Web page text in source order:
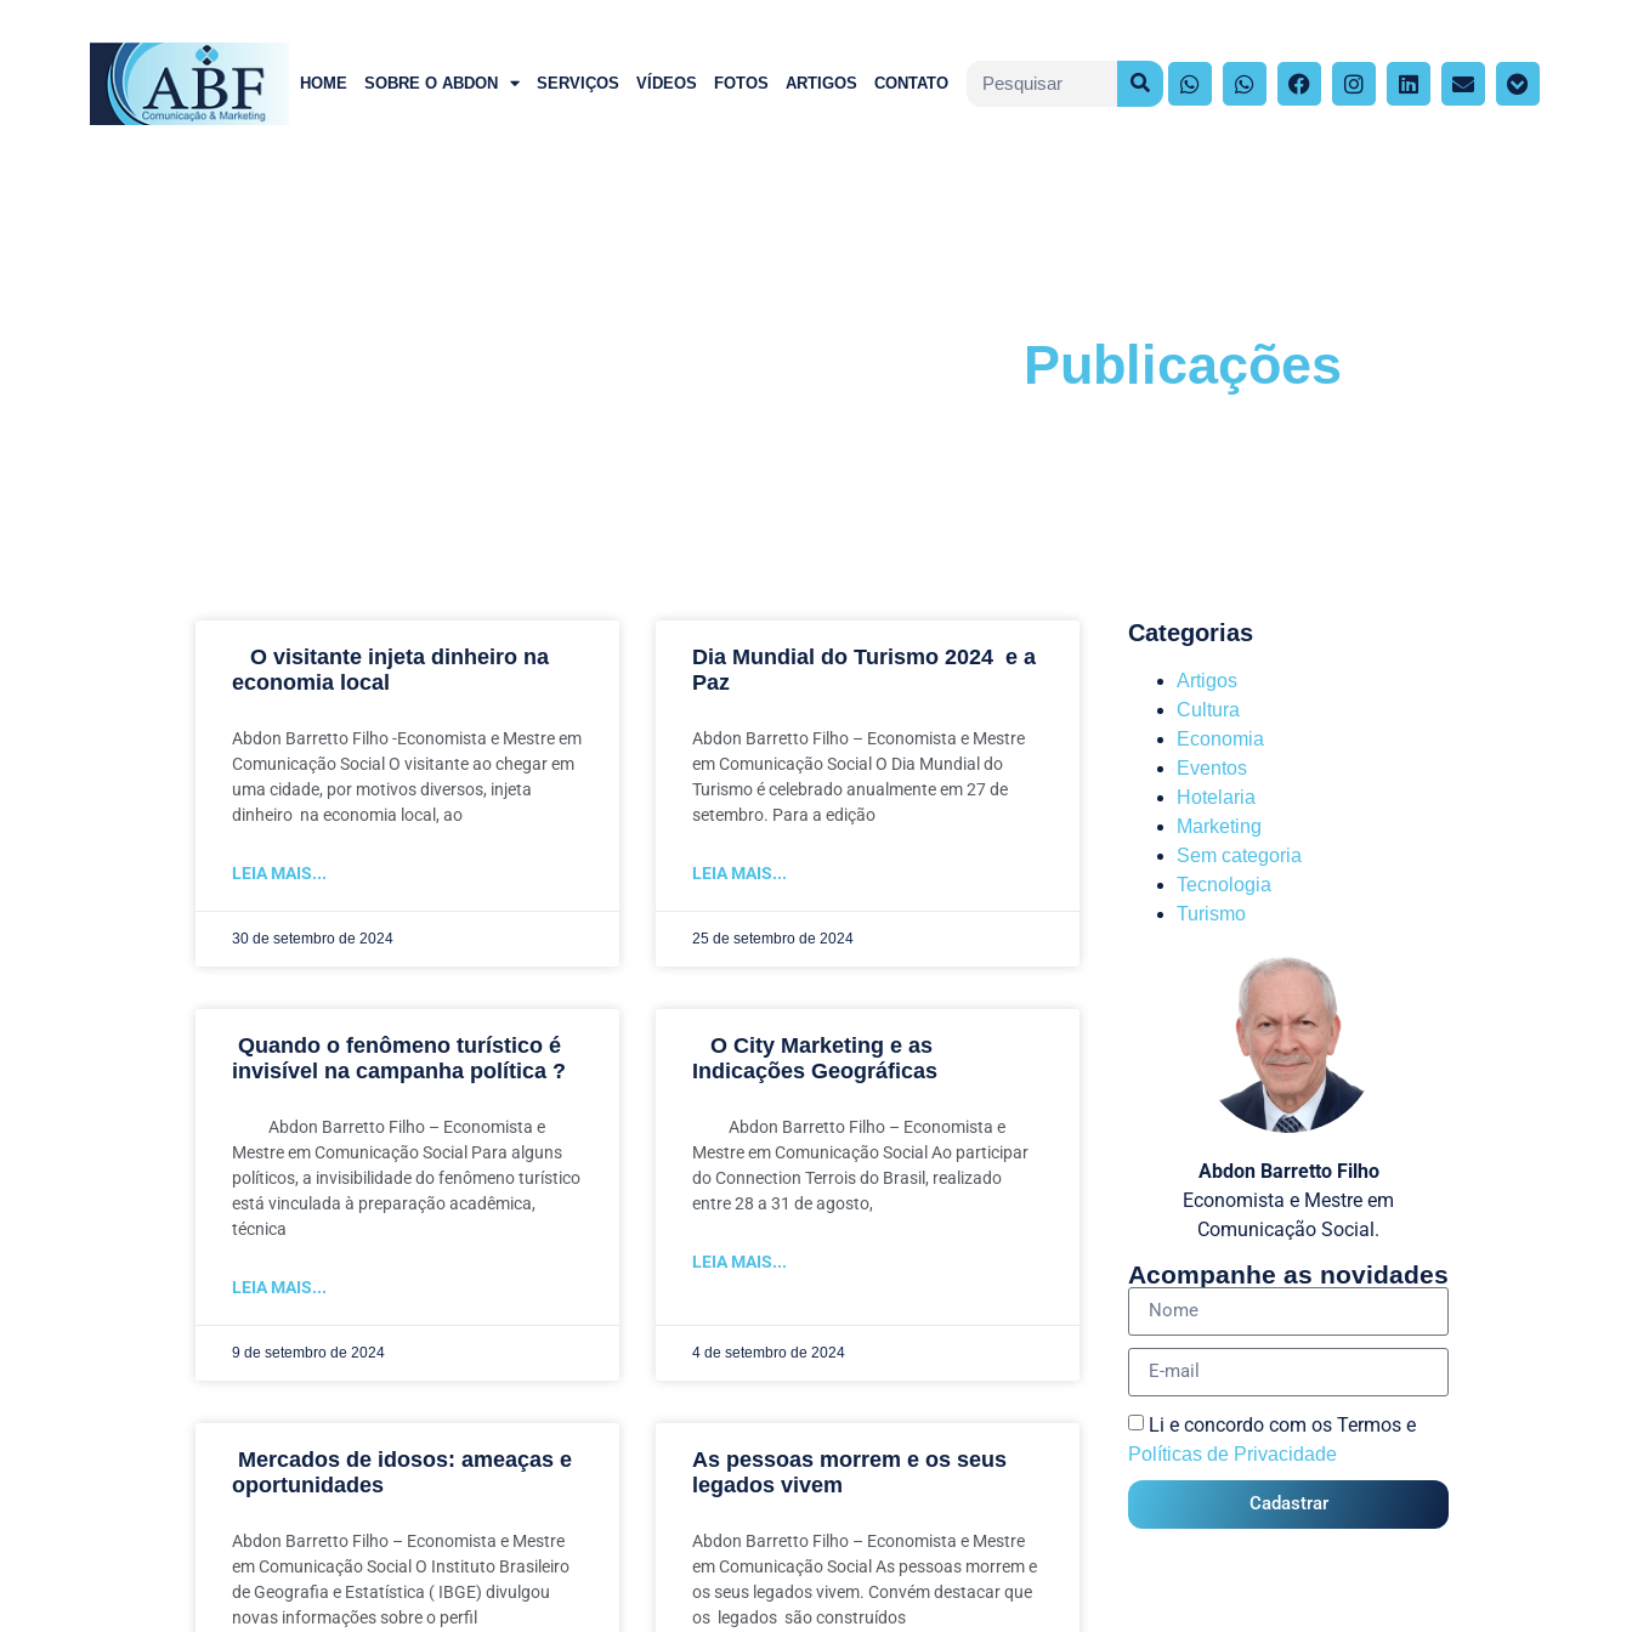
HOME SOBRE O ABDON SERVIÇOS VÍDEOS FOTOS ARTIGOS CONTATO
Publicações
O visitante injeta dinheiro na
economia local
Abdon Barretto Filho -Economista e Mestre em
Comunicação Social O visitante ao chegar em
uma cidade, por motivos diversos, injeta
dinheiro na economia local, ao
LEIA MAIS...
30 de setembro de 2024
Dia Mundial do Turismo 2024 e a
Paz
Abdon Barretto Filho – Economista e Mestre
em Comunicação Social O Dia Mundial do
Turismo é celebrado anualmente em 27 de
setembro. Para a edição
LEIA MAIS...
25 de setembro de 2024
Quando o fenômeno turístico é
invisível na campanha política ?
Abdon Barretto Filho – Economista e
Mestre em Comunicação Social Para alguns
políticos, a invisibilidade do fenômeno turístico
está vinculada à preparação acadêmica,
técnica
LEIA MAIS...
9 de setembro de 2024
O City Marketing e as
Indicações Geográficas
Abdon Barretto Filho – Economista e
Mestre em Comunicação Social Ao participar
do Connection Terrois do Brasil, realizado
entre 28 a 31 de agosto,
LEIA MAIS...
4 de setembro de 2024
Mercados de idosos: ameaças e
oportunidades
Abdon Barretto Filho – Economista e Mestre
em Comunicação Social O Instituto Brasileiro
de Geografia e Estatística ( IBGE) divulgou
novas informações sobre o perfil
As pessoas morrem e os seus
legados vivem
Abdon Barretto Filho – Economista e Mestre
em Comunicação Social As pessoas morrem e
os seus legados vivem. Convém destacar que
os legados são construídos
Categorias
Artigos
Cultura
Economia
Eventos
Hotelaria
Marketing
Sem categoria
Tecnologia
Turismo
Abdon Barretto Filho
Economista e Mestre em
Comunicação Social.
Acompanhe as novidades
Li e concordo com os Termos e
Políticas de Privacidade
Cadastrar